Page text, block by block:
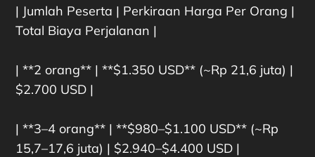
| Jumlah Peserta | Perkiraan Harga Per Orang |
Total Biaya Perjalanan |
| **2 orang** | **$1.350 USD** (~Rp 21,6 juta) |
$2.700 USD |
| **3–4 orang** | **$980–$1.100 USD** (~Rp
15,7–17,6 juta) | $2.940–$4.400 USD |